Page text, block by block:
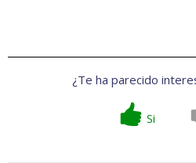
¿Te ha parecido
Si